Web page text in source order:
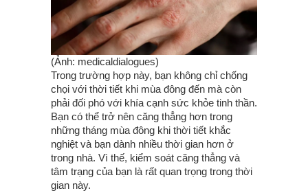
(Ảnh: medicaldialogues)
Trong trường hợp này, bạn không chỉ chống
chọi với thời tiết khi mùa đông đến mà còn
phải đối phó với khía cạnh sức khỏe tinh thần.
Bạn có thể trở nên căng thẳng hơn trong
những tháng mùa đông khi thời tiết khắc
nghiệt và bạn dành nhiều thời gian hơn ở
trong nhà. Vì thế, kiểm soát căng thẳng và
tâm trạng của bạn là rất quan trọng trong thời
gian này.